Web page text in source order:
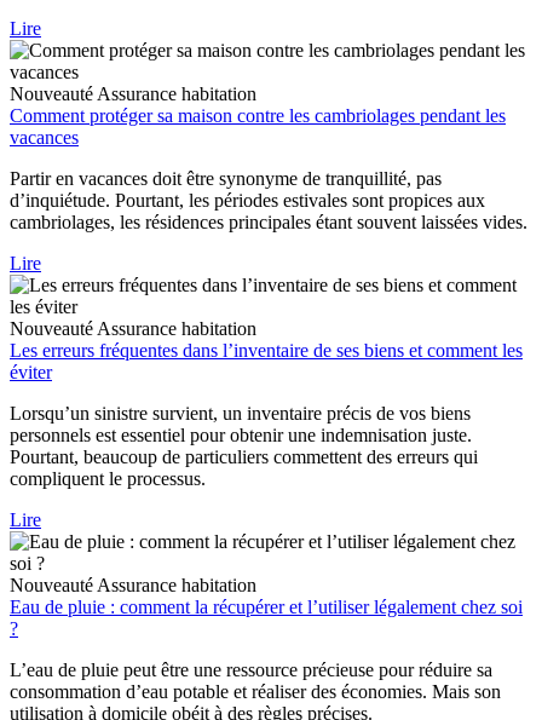
Lire
Nouveauté Assurance habitation
Comment protéger sa maison contre les cambriolages pendant les
vacances
Partir en vacances doit être synonyme de tranquillité, pas
d’inquiétude. Pourtant, les périodes estivales sont propices aux
cambriolages, les résidences principales étant souvent laissées vides.
Lire
Nouveauté Assurance habitation
Les erreurs fréquentes dans l’inventaire de ses biens et comment les
éviter
Lorsqu’un sinistre survient, un inventaire précis de vos biens
personnels est essentiel pour obtenir une indemnisation juste.
Pourtant, beaucoup de particuliers commettent des erreurs qui
compliquent le processus.
Lire
Nouveauté Assurance habitation
Eau de pluie : comment la récupérer et l’utiliser légalement chez soi
?
L’eau de pluie peut être une ressource précieuse pour réduire sa
consommation d’eau potable et réaliser des économies. Mais son
utilisation à domicile obéit à des règles précises.